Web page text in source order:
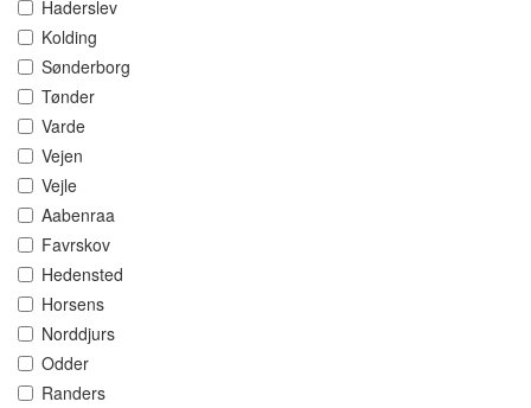
Haderslev
Kolding
Sønderborg
Tønder
Varde
Vejen
Vejle
Aabenraa
Favrskov
Hedensted
Horsens
Norddjurs
Odder
Randers